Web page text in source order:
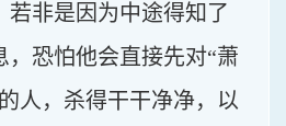
若非是因为中途得知了
，恐怕他会直接先对“萧
人，杀得干干净净，以